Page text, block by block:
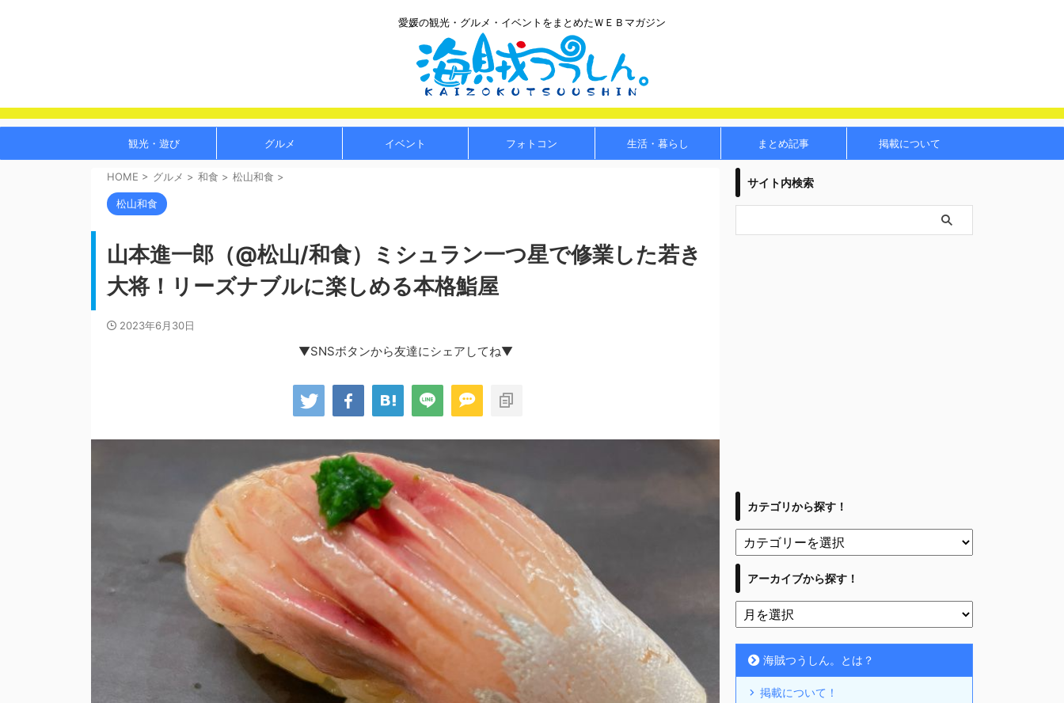
愛媛の観光・グルメ・イベントをまとめたＷＥＢマガジン
観光・遊び グルメ イベント フォトコン 生活・暮らし まとめ記事 掲載について
HOME > グルメ > 和食 > 松山和食 >
松山和食
山本進一郎（@松山/和食）ミシュラン一つ星で修業した若き
大将！リーズナブルに楽しめる本格鮨屋
2023年6月30日
▼SNSボタンから友達にシェアしてね▼
サイト内検索
カテゴリから探す！
アーカイブから探す！
海賊つうしん。とは？
掲載について！